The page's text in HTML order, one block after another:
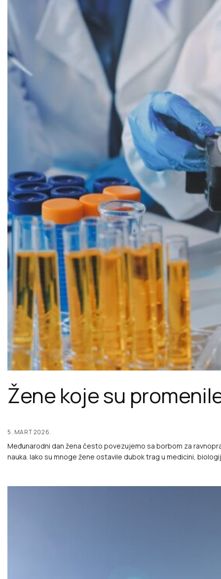
Žene koje su
5. MART 2026.
Međunarodni dan žena često povezujemo sa borbom za
nauka. Iako su mnoge žene ostavile dubok trag u medicini,